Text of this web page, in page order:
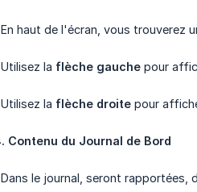
En haut de l'écran, vous trouverez
Utilisez la flèche gauche pour
Utilisez la flèche droite pour
Contenu du Journal de Bord
Dans le journal, seront rapportées,